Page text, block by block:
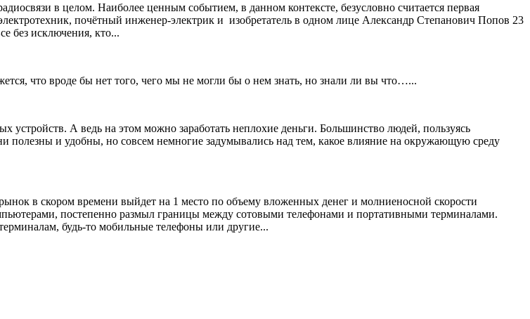
в целом. Наиболее ценным событием, в данном контексте, безусловно считается первая
почётный инженер-электрик и изобретатель в одном лице Александр Степанович Попов 23
без исключения, кто...
что вроде бы нет того, чего мы не могли бы о нем знать, но знали ли вы что…...
А ведь на этом можно заработать неплохие деньги. Большинство людей, пользуясь
полезны и удобны, но совсем немногие задумывались над тем, какое влияние на окружающую среду
в скором времени выйдет на 1 место по объему вложенных денег и молниеносной скорости
постепенно размыл границы между сотовыми телефонами и портативными терминалами.
будь-то мобильные телефоны или другие...